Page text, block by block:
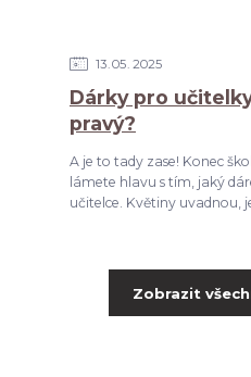
13 05 2025
Dárky pro
pravý?
A je to tady zase! Konec
lámete hlavu s tím, jaký
učitelce. Květiny uvadnou,
Zobrazit